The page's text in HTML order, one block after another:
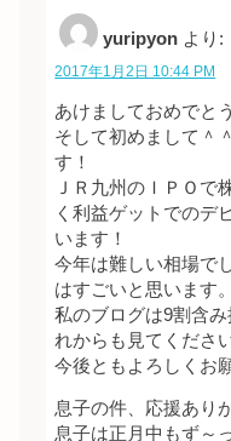
yuripyon より:
2017年1月2日 10:44 PM
あけましておめでと
そして初めまして＾
す！
ＪＲ九州のＩＰＯで
く利益ゲットでのデ
います！
今年は難しい相場で
はすごいと思います。
私のブログは9割含
れからも見てくださ
今後ともよろしくお
息子の件、応援あり
息子は正月中もず～